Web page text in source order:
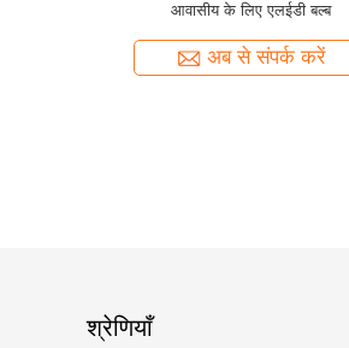
अब से संपर्क करें
श्रेणियाँ